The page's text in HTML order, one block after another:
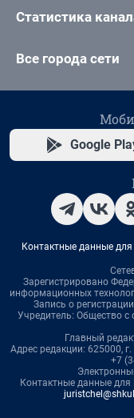
Статистика
Все города сети
Google
Контактные данные
Зарегистрировано
информационных
Запись о
Учредитель: Общество
Главный
Адрес редакции: 625000,
+7
Контактные данные для